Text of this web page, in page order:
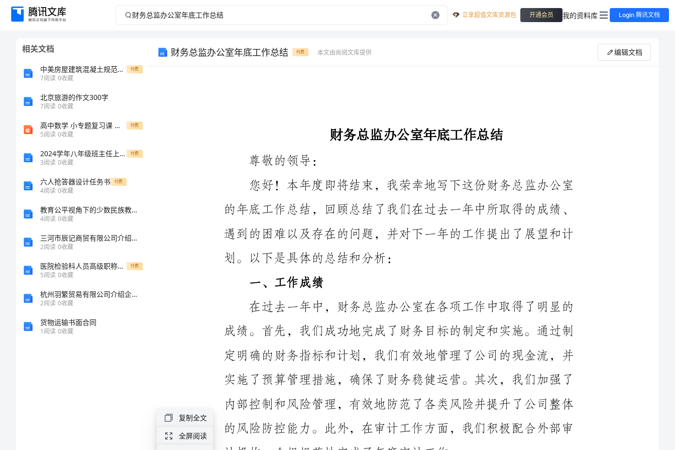
财
立享超值文库资源包 开通会员 我的资料库 Login 腾讯文档
相关文档
中美房屋建筑混凝土规范的受弯承载力设计可靠度比较 付费
7阅读 0收藏
北京旅游的作文300字
7阅读 0收藏
高中数学 小专题复习课 热点总结与强化训练(二)课件 理 新人教A版(1) 付费
5阅读 0收藏
2024学年八年级班主任上学期工作总结 付费
3阅读 0收藏
六人抢答器设计任务书 付费
4阅读 0收藏
教育公平视角下的少数民族教育研究——基于教育优惠政策的分析的中期报告
4阅读 0收藏
三河市辰记商贸有限公司介绍企业发展分析报告
2阅读 0收藏
医院检验科人员高级职称评审工作总结 付费
5阅读 0收藏
杭州羽繁贸易有限公司介绍企业发展分析报告
2阅读 0收藏
货物运输书面合同
1阅读 0收藏
财务总监办公室年底工作总结 付费 本文由尚阅文库提供 编辑文档
在工作中，我们也遇到了一些困难和挑战。首先，由于市场
经济环境的不稳定性，经济形势变化无常，导致业务发展不稳
遇到的困难以及存在的问题，并对下一年的工作提出了展望和计
划。以下是具体的总结和分析：
一、工作成绩
实施了预算管理措施，确保了财务稳健运营。其次，我们加强了
内部控制和风险管理，有效地防范了各类风险并提升了公司整体
计机构，合规规范地完成了年度审计工作。
二、遇到的困难
复制全文
全屏阅读